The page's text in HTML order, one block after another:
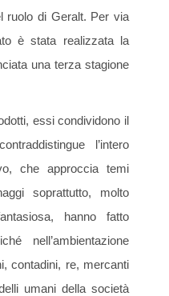
ruolo di Geralt. Per via
è stata realizzata la
una terza stagione
essi condividono il
l’intero
che approccia temi
soprattutto, molto
hanno fatto
nell’ambientazione
contadini, re, mercanti
umani della società